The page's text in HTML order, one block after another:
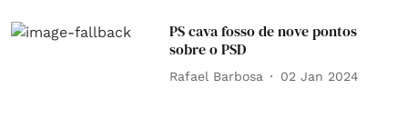
PS cava fosso de nove pontos
sobre o PSD
Rafael Barbosa 02 Jan 2024